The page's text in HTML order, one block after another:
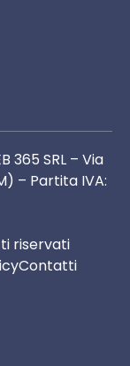
365 SRL – Via
– Partita IVA:
riservati
Contatti